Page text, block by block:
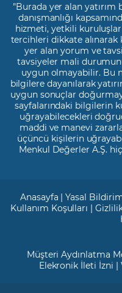
"Burada yer alan
danışmanlığı
hizmeti, yetkili
tercihleri dikkate alınarak
yer alan yorum ve
tavsiyeler mali
uygun olmayabilir. Bu
bilgilere dayanılarak
uygun sonuçlar
sayfalarındaki bilgilerin
uğrayabilecekleri
maddi ve manevi
üçüncü kişilerin
Menkul Değerler A.Ş.
Anasayfa |Yasal
Kullanım Koşulları |
Müşteri Aydınlatma
Elekronik İleti İzni |